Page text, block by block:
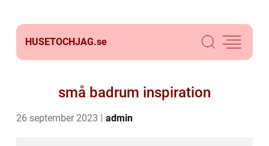
HUSETOCHJAG.se
små badrum inspiration
26 september 2023 admin